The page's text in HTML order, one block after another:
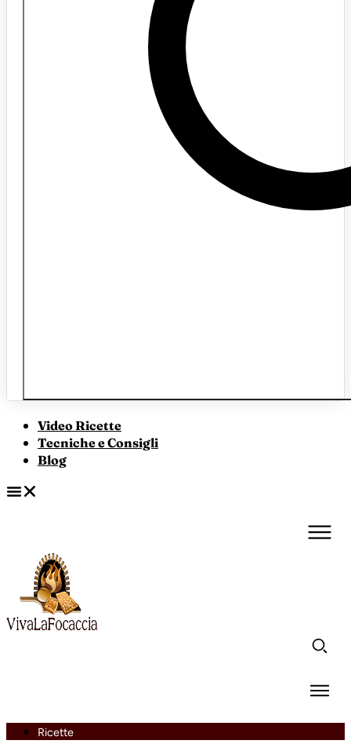
Video Ricette
Tecniche e Consigli
Blog
Ricette